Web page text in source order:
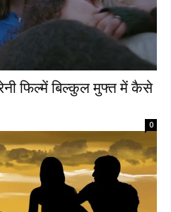
फिल्में बिल्कुल मुफ्त में कैसे
0